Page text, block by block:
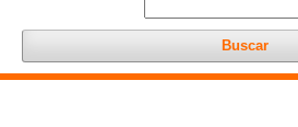
Buscar